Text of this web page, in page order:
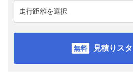
見積りス